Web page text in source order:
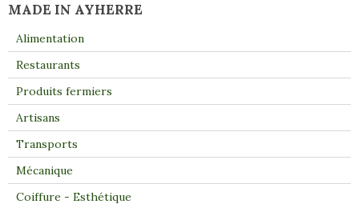
MADE IN AYHERRE
Alimentation
Restaurants
Produits fermiers
Artisans
Transports
Mécanique
Coiffure - Esthétique